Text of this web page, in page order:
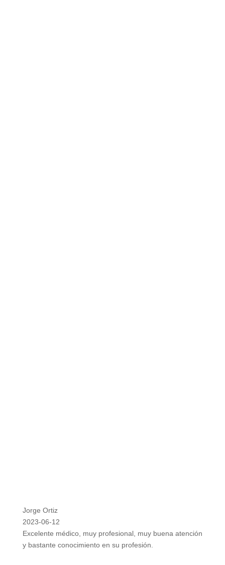
Jorge Ortiz
2023-06-12
Excelente médico, muy profesional, muy buena atención
y bastante conocimiento en su profesión.